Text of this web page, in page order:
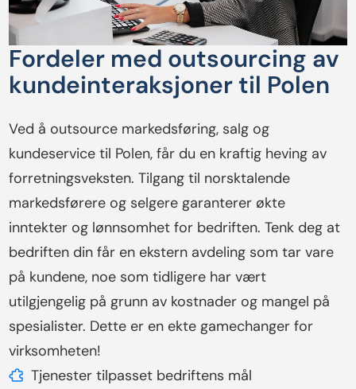
Fordeler med outsourcing av
kundeinteraksjoner til Polen
Ved å outsource markedsføring, salg og
kundeservice til Polen, får du en kraftig heving av
forretningsveksten. Tilgang til norsktalende
markedsførere og selgere garanterer økte
inntekter og lønnsomhet for bedriften. Tenk deg at
bedriften din får en ekstern avdeling som tar vare
på kundene, noe som tidligere har vært
utilgjengelig på grunn av kostnader og mangel på
spesialister. Dette er en ekte gamechanger for
virksomheten!
Tjenester tilpasset bedriftens mål